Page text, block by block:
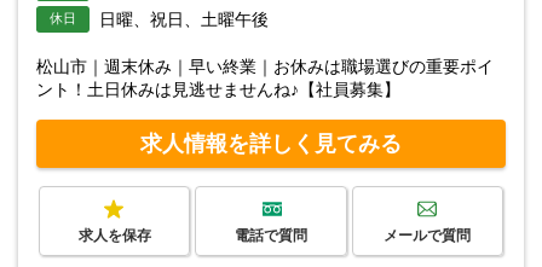
休日 日曜、祝日、土曜午後
松山市｜週末休み｜早い終業｜お休みは職場選びの重要ポイ
ント！土日休みは見逃せませんね♪【社員募集】
求人情報を詳しく見てみる
求人を保存 電話で質問 メールで質問